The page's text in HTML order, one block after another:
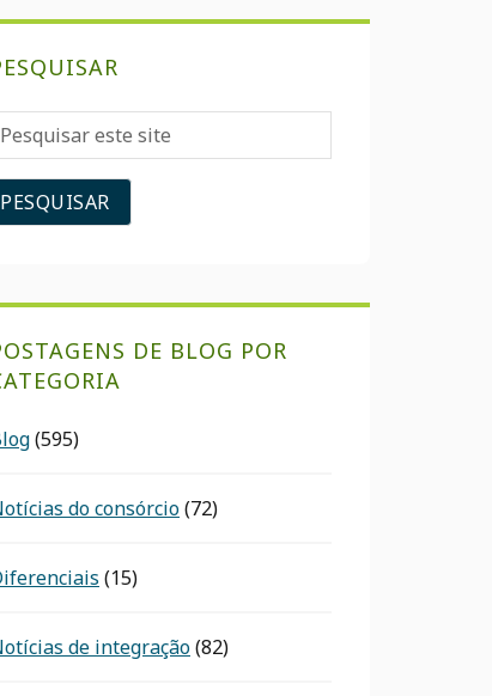
Pesquisar
DE BLOG POR
(595)
do consórcio(72)
(15)
de integração(82)